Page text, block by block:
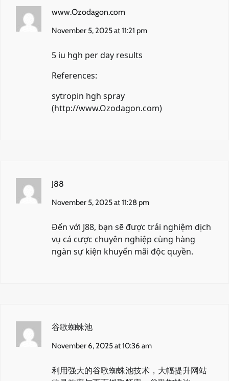
www.Ozodagon.com
November 5, 2025 at 11:21 pm
5 iu hgh per day results
References:
sytropin hgh spray
(http://www.Ozodagon.com)
J88
November 5, 2025 at 11:28 pm
Đến với J88, bạn sẽ được trải nghiệm dịch
vụ cá cược chuyên nghiệp cùng hàng
ngàn sự kiện khuyến mãi độc quyền.
谷歌蜘蛛池
November 6, 2025 at 10:36 am
利用强大的谷歌蜘蛛池技术，大幅提升网站